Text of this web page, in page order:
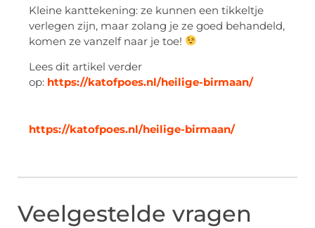
Kleine kanttekening: ze kunnen een tikkeltje
verlegen zijn, maar zolang je ze goed behandeld,
komen ze vanzelf naar je toe!
Lees dit artikel verder
op: https://katofpoes.nl/heilige-birmaan/
https://katofpoes.nl/heilige-birmaan/
Veelgestelde vragen